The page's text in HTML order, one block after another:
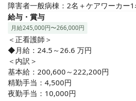
《子育て世代も安心♪ライフスタイル
24時間託児所・時短勤務・車通勤OK
◎男性職員も取得実績あり！計画年休
ランスを大切にできる環境です。
障害者一般病棟：2名＋ケアワーカー
給与・賞与
月給245,000円〜266,000円
＜正看護師＞
◆月給：24.5～26.6 万円
＜内訳＞
基本給：200,600～222,200円
精勤手当：4,500円
夜勤手当：10,000円